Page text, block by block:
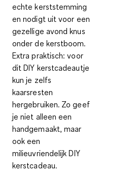
echte kerststemming
en nodigt uit voor een
gezellige avond knus
onder de kerstboom.
Extra praktisch: voor
dit DIY kerstcadeautje
kun je zelfs
kaarsresten
hergebruiken. Zo geef
je niet alleen een
handgemaakt, maar
ook een
milieuvriendelijk DIY
kerstcadeau.